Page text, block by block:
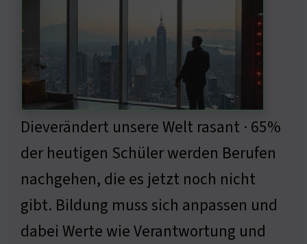
Dieverändert unsere Welt rasant · 65%
der heutigen Schüler werden Berufen
nachgehen, die es jetzt noch nicht
gibt. Bildung muss sich anpassen und
dabei Werte wie Verantwortung und